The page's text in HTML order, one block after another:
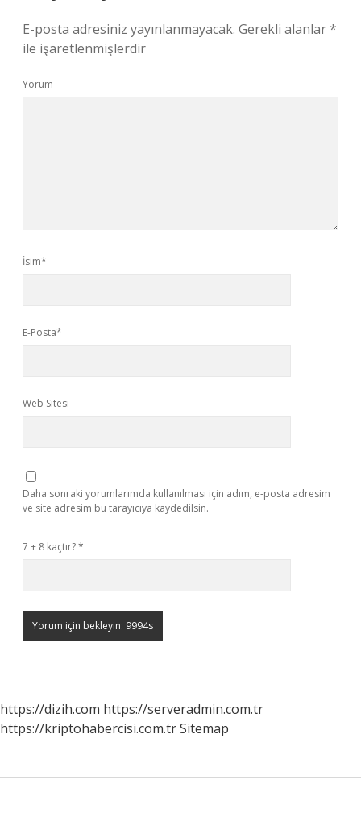
E-posta adresiniz yayınlanmayacak. Gerekli alanlar*
ile işaretlenmişlerdir
Yorum
İsim*
E-Posta*
Web Sitesi
Daha sonraki yorumlarımda kullanılması için adım, e-posta adresim
ve site adresim bu tarayıcıya kaydedilsin.
7 + 8 kaçtır?*
https://dizih.com https://serveradmin.com.tr
https://kriptohabercisi.com.trSitemap